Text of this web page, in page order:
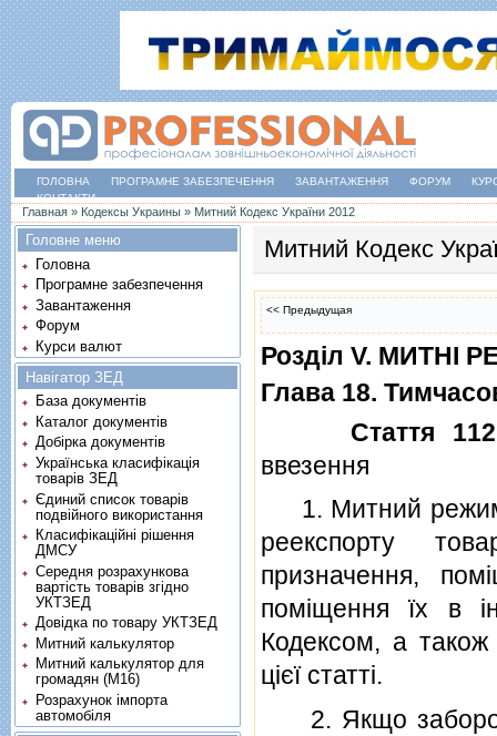
ГОЛОВНА ПРОГРАМНЕ ЗАБЕЗПЕЧЕННЯ ЗАВАНТАЖЕННЯ ФОРУМ
КОНТАКТИ
Ви є тут
Главная » Кодексы Украины » Митний Кодекс України 2012
Митний Кодекс
<< Предыдущая
Роздiл V. МИТНI
Глава 18.
Стаття 112
ввезення
1. Митний режим
реекспорту
призначення,
помiщення їх в
Кодексом, а
цiєї статтi.
2. Якщо
Головне меню
Головна
Програмне забезпечення
Завантаження
Форум
Курси валют
Навігатор ЗЕД
База документів
Каталог документів
Добірка документів
Українська класифікація
товарів ЗЕД
Єдиний список товарів
подвійного використання
Класифікаційні рішення
ДМСУ
Середня розрахункова
вартість товарів згідно
УКТЗЕД
Довідка по товару УКТЗЕД
Митний калькулятор
Митний калькулятор для
громадян (М16)
Розрахунок імпорта
автомобіля